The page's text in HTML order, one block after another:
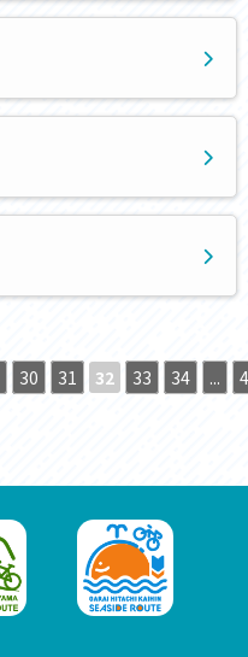
30 31 32 33 34 ...